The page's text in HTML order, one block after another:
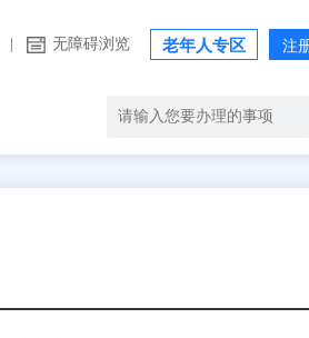
无障碍浏览 老年人专区